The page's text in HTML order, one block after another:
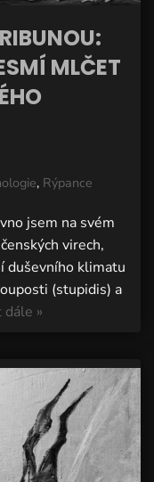
MLČET
, Rýpance
jsem na svém
virech,
duševního klimatu
(stupidis) a
dále »